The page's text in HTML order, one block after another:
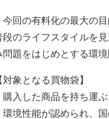
回の有料化の最大の目
段のライフスタイルを
問題をはじめとする環
対象となる買物袋】
入した商品を持ち運ぶ
境性能が認められ、国